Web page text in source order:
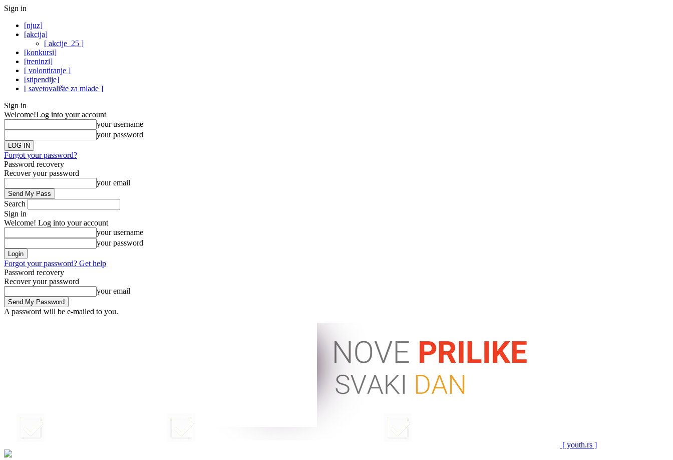
Sign in
[njuz]
[akcija]
[ akcije_25 ]
[konkursi]
[treninzi]
[ volontiranje ]
[stipendije]
[ savetovalište za mlade ]
Sign in
Welcome!Log into your account
your username
your password
Forgot your password?
Password recovery
Recover your password
your email
Search
Sign in
Welcome! Log into your account
your username
your password
Forgot your password? Get help
Password recovery
Recover your password
your email
A password will be e-mailed to you.
[ youth.rs ]